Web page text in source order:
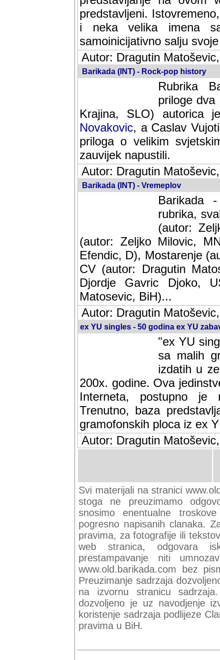
predstavljeni.
i neka velika imena
samoinicijativno salju
Autor: Dragutin
Barikada (INT) - Rock-pop history
Rubrika
dva
SLO) autorica je velikog
Caslav Vujotic
velikim svjetskim
napustili.
Autor: Dragutin
Barikada (INT) - Vremeplov
Barikada
rubrika,
(autor:
(autor: Zeljko Milovic,
Efendic, D), Mostarenje
CV (autor: Dragutin
Djordje Gavric Djoko,
Matosevic, BiH)...
Autor: Dragutin
ex YU singles - 50 godina ex YU
"ex YU
sa malih
izdatih u
200x. godine. Ova
Interneta, postupno je
baza predstavlja
ploca iz ex YU.
Autor: Dragutin
Svi materijali na stranici
stoga ne preuzimamo
snosimo enentualne
pogresno napisanih clanaka.
pravima, za fotografije ili
web stranica, odgovara
prestampavanje niti
www.old.barikada.com bez
Preuzimanje sadrzaja
na izvornu stranicu
dozvoljeno je uz navodjenje
koristenje sadrzaja podlijeze
pravima u BiH.